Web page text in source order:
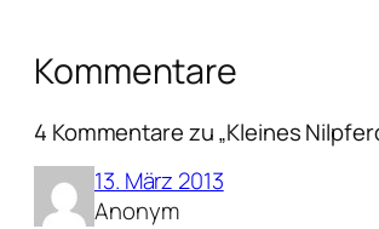
Kommentare
4 Kommentare zu „Kleines
13. März 2013
Anonym